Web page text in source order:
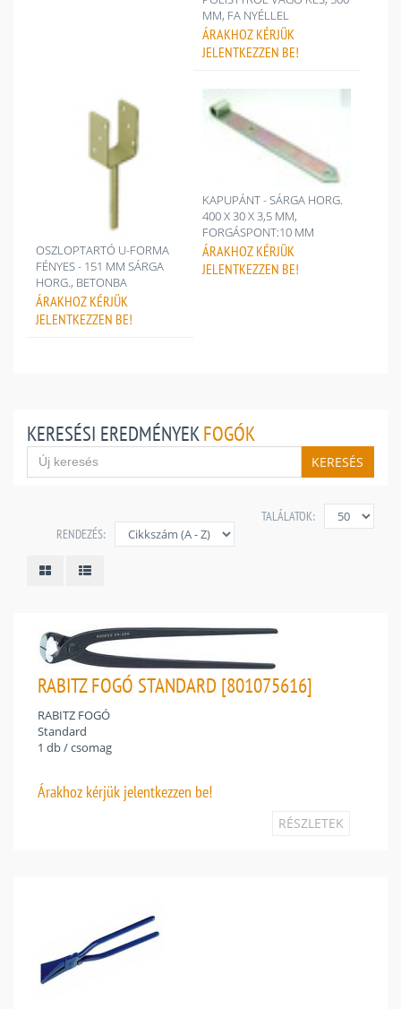
MM, FA NYÉLLEL
ÁRAKHOZ KÉRJÜK
JELENTKEZZEN BE!
OSZLOPTARTÓ U-FORMA
FÉNYES - 151 MM SÁRGA
HORG., BETONBA
ÁRAKHOZ KÉRJÜK
JELENTKEZZEN BE!
KAPUPÁNT - SÁRGA HORG.
400 X 30 X 3,5 MM,
FORGÁSPONT:10 MM
ÁRAKHOZ KÉRJÜK
JELENTKEZZEN BE!
KERESÉSI EREDMÉNYEK FOGÓK
KERESÉS
TALÁLATOK:
RENDEZÉS:
RABITZ FOGÓ STANDARD [801075616]
RABITZ FOGÓ
Standard
1 db / csomag
Árakhoz kérjük jelentkezzen be!
RÉSZLETEK